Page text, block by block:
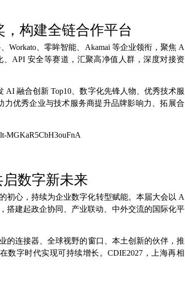
构建全链合作平台
Workato、零眸智能、Akamai 等企业领衔，聚焦 A
API 安全等赛道，汇聚高净值人群，深度对接资
融合创新 Top10、数字化先锋人物、优秀技术服
优秀企业与技术服务商提升品牌影响力、拓展合
MGKaR5CbH3ouFnA
数字新未来
的初心，持续为企业数字化转型赋能。本届大会以 A
搭建起政企协同、产业联动、中外交流的国际化平
的连接器、全球视野的窗口、本土创新的伙伴，推
数字时代实现可持续增长。CDIE2027，上海再相